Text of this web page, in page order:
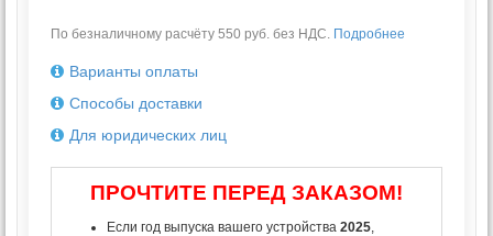
По безналичному расчёту 550 руб. без НДС. Подробнее
Варианты оплаты
Способы доставки
Для юридических лиц
ПРОЧТИТЕ ПЕРЕД ЗАКАЗОМ!
Если год выпуска вашего устройства 2025